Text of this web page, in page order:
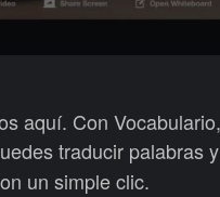
aquí. Con
traducir palabras
un simple clic.